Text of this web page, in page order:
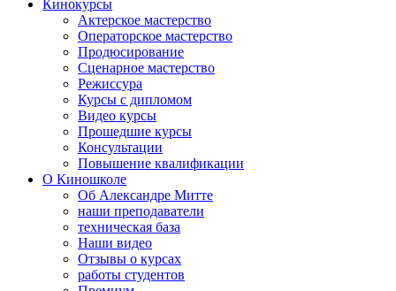
Кинокурсы
Актерское мастерство
Операторское мастерство
Продюсирование
Сценарное мастерство
Режиссура
Курсы с дипломом
Видео курсы
Прошедшие курсы
Консультации
Повышение квалификации
О Киношколе
Об Александре Митте
наши преподаватели
техническая база
Наши видео
Отзывы о курсах
работы студентов